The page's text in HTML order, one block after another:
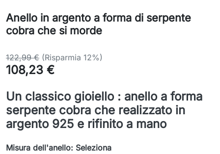
Anello in argento a forma di serpente
cobra che si morde
122,99 € (Risparmia 12%)
108,23 €
Un classico gioiello : anello a forma
serpente cobra che realizzato in
argento 925 e rifinito a mano
Misura dell'anello: Seleziona